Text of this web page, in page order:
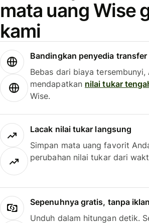
mata uang Wise
kami
Bandingkan penyedia transfer
Bebas dari biaya tersembunyi,
mendapatkan nilai tukar
Wise.
Lacak nilai tukar langsung
Simpan mata uang favorit
perubahan nilai tukar dari
Sepenuhnya gratis, tanpa iklan
Unduh dalam hitungan detik.